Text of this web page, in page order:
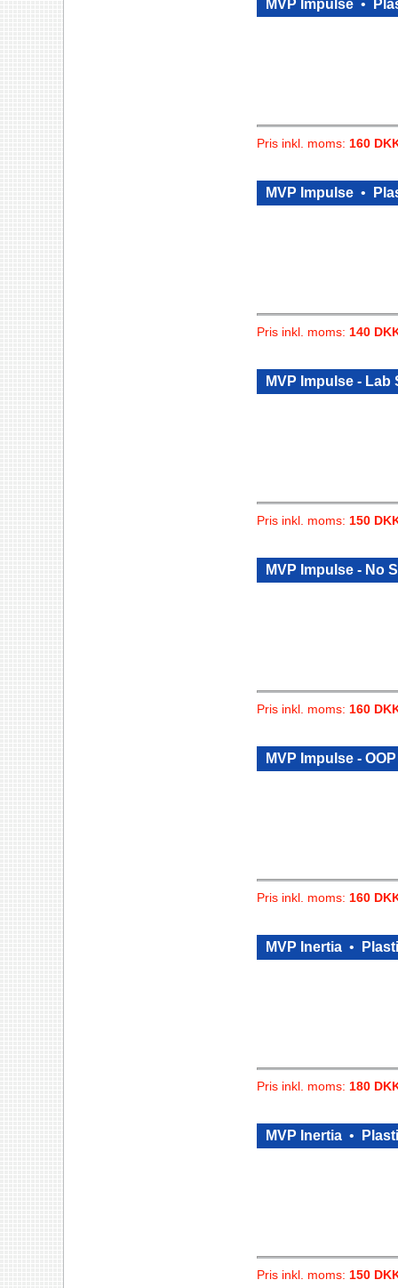
MVP Impulse •
Pris inkl. moms: 160
MVP Impulse •
Pris inkl. moms: 140
MVP Impulse - Lab
Pris inkl. moms: 150
MVP Impulse - No
Pris inkl. moms: 160
MVP Impulse - OOP
Pris inkl. moms: 160
MVP Inertia •
Pris inkl. moms: 180
MVP Inertia •
Pris inkl. moms: 150